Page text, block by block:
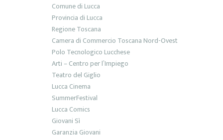
Comune di Lucca
Provincia di Lucca
Regione Toscana
Camera di Commercio Toscana Nord-Ovest
Polo Tecnologico Lucchese
Arti – Centro per l’Impiego
Teatro del Giglio
Lucca Cinema
SummerFestival
Lucca Comics
Giovani Sì
Garanzia Giovani